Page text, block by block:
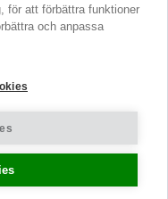
Alla rättigheter förbehålls
för att förbättra funktioner
och anpassa